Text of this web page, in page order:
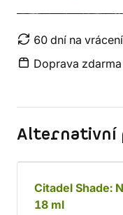
60 dní na vrácení
Doprava
Alternativní
Citadel Shade:
18 ml